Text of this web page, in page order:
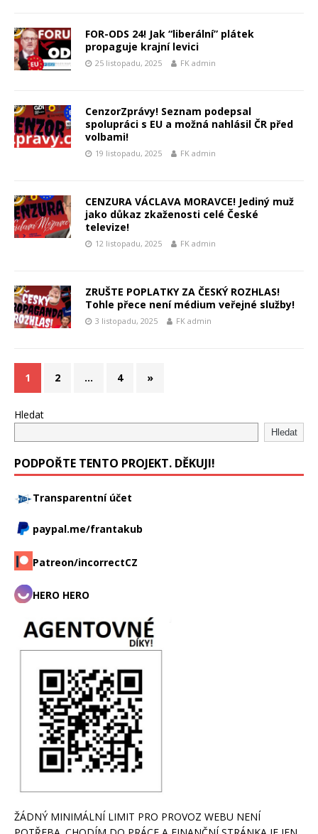
FOR-ODS 24! Jak “liberální” plátek
propaguje krajní levici
25 listopadu, 2025 FK admin
CenzorZprávy! Seznam podepsal
spolupráci s EU a možná nahlásil ČR před
volbami!
19 listopadu, 2025 FK admin
CENZURA VÁCLAVA MORAVCE! Jediný muž
jako důkaz zkaženosti celé České
televize!
12 listopadu, 2025 FK admin
ZRUŠTE POPLATKY ZA ČESKÝ ROZHLAS!
Tohle přece není médium veřejné služby!
3 listopadu, 2025 FK admin
1 2 … 4 »
Hledat
Hledat
PODPOŘTE TENTO PROJEKT. DĚKUJI!
Transparentní účet
paypal.me/frantakub
Patreon/incorrectCZ
HERO HERO
ŽÁDNÝ MINIMÁLNÍ LIMIT PRO PROVOZ WEBU NENÍ